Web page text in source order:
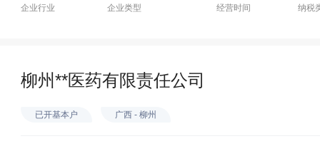
企业行业 企业类型 经营时间 纳税
柳州**医药有限责任公司
已开基本户 广西 - 柳州